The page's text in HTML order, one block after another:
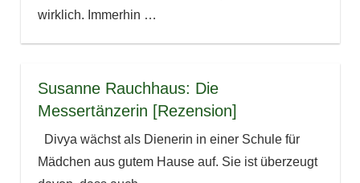
wirklich. Immerhin …
Susanne Rauchhaus: Die
Messertänzerin [Rezension]
Divya wächst als Dienerin in einer Schule für
Mädchen aus gutem Hause auf. Sie ist überzeugt